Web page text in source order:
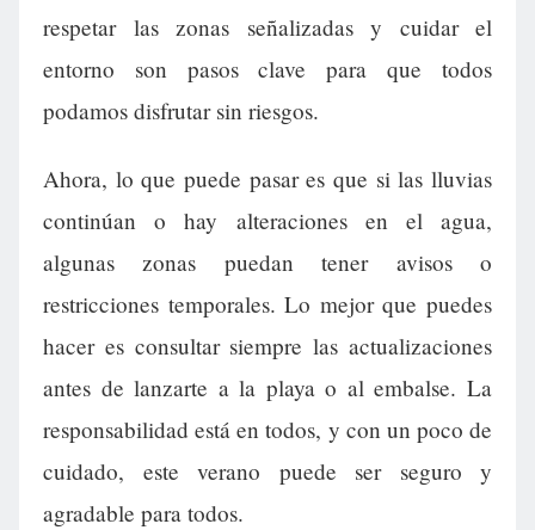
respetar las zonas señalizadas y cuidar el
entorno son pasos clave para que todos
podamos disfrutar sin riesgos.
Ahora, lo que puede pasar es que si las lluvias
continúan o hay alteraciones en el agua,
algunas zonas puedan tener avisos o
restricciones temporales. Lo mejor que puedes
hacer es consultar siempre las actualizaciones
antes de lanzarte a la playa o al embalse. La
responsabilidad está en todos, y con un poco de
cuidado, este verano puede ser seguro y
agradable para todos.